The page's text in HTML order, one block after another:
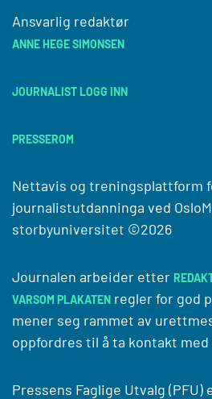
Ansvarlig redaktør
ANNE HEGE SIMONSEN
JOURNALIST LOGG INN
PRESSEROM
Nettavis og treningsplattform
journalistutdanninga ved
storbyuniversitet ©2026
Journalen arbeider etter
VARSOM PLAKATEN regler for god
mener seg rammet av
oppfordres til å ta kontakt
Pressens Faglige Utvalg (PFU)